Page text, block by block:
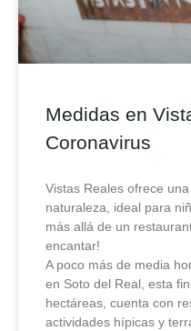
Medidas en
Coronavirus
Vistas Reales ofrece
naturaleza, ideal para
más allá de un
encantar!
A poco más de media
en Soto del Real, esta
hectáreas, cuenta con
actividades hípicas y